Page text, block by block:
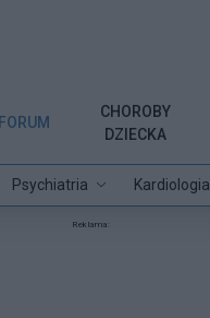
Psychiatria Kardiologia
FORUM
CHOROBY
DZIECKA
Reklama: